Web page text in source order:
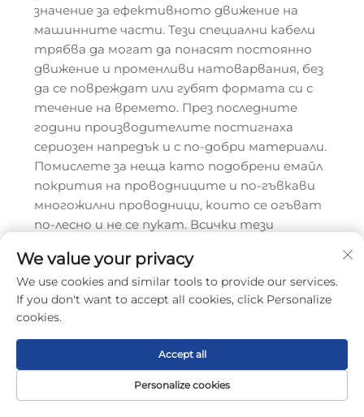
значение за ефективното движение на
машинните части. Тези специални кабели
трябва да могат да понасят постоянно
движение и променливи натоварвания, без
да се повреждат или губят формата си с
течение на времето. През последните
години производителите постигнаха
сериозен напредък и с по-добри материали.
Помислете за неща като подобрени емайл
покрития на проводниците и по-гъвкави
многожилни проводници, които се огъват
по-лесно и не се пукат. Всички тези
представяне на кабелните държачи всеки
ден, дори при тежки индустриални условия,
където простоите струват скъпо.
Заводите, които разчитат на
непрекъснато производство, наистина
печелят от тези подобрения.
Начална
Продукт За Контакти
We value your privacy
We use cookies and similar tools to provide our services.
If you don't want to accept all cookies, click Personalize
cookies.
Personalize cookies
Accept all